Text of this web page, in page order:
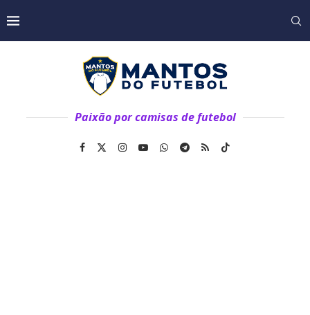
Paixão por camisas de futebol